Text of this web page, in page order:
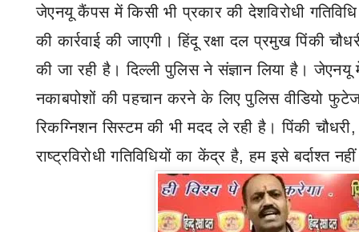
जेएनयू कैंपस में किसी भी प्रकार की देशविरोधी
की कार्रवाई की जाएगी। हिंदू रक्षा दल प्रमुख पिंकी
की जा रही है। दिल्ली पुलिस ने संज्ञान लिया है।
नकाबपोशों की पहचान करने के लिए पुलिस वीडियो
रिकग्निशन सिस्टम की भी मदद ले रही है। पिंकी चौधरी
राष्ट्रविरोधी गतिविधियों का केंद्र है,हम इसे बर्दाश्त